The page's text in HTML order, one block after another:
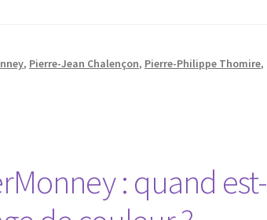
, Pierre-Jean Chalençon, Pierre-Philippe Thomire,
: quand est-